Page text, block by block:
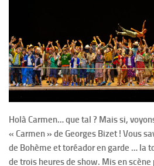
Holà Carmen… que tal ? Mais si,
« Carmen » de Georges Bizet ! Vous
de Bohème et toréador en garde … la
de trois heures de show. Mis en